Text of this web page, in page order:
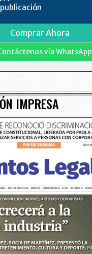
Comprar Ahora
vía WhatsApp
IMPRESA